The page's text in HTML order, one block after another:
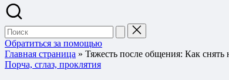
Поиск
для:
Обратиться за помощью
Главная страница » Тяжесть после общения: Как снять
Опубликовано
Порча, сглаз, проклятия